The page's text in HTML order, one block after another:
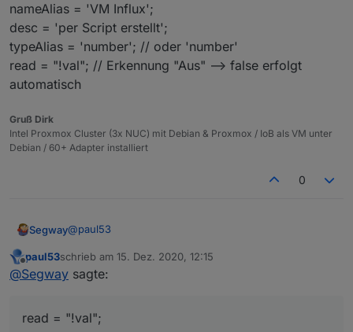
      }
   }
nameAlias = 'VM Influx';
desc = 'per Script erstellt';
typeAlias = 'number'; // oder 'number'
read = "!val"; // Erkennung "Aus" --> false erfolgt
automatisch
Gruß Dirk
Intel Proxmox Cluster (3x NUC) mit Debian & Proxmox / IoB als VM unter
Debian / 60+ Adapter installiert
0
Segway@paul53
War nur eine schreibweise um mein "Problem" zu
schildern.
Grafana leider den Zustand nicht mit true / false
Edit:
Offline
paul53schrieb am 15. Dez. 2020, 12:15
zuletzt editiert von
@Segway sagte:
read = "!val";